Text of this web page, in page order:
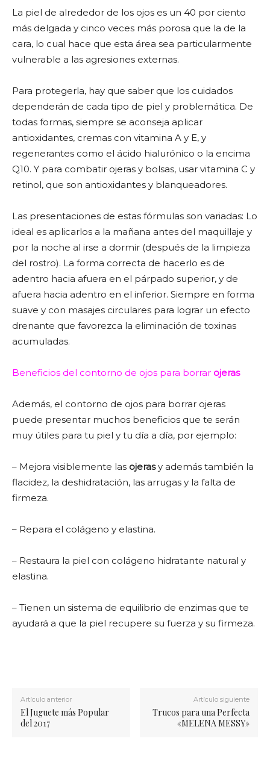
La piel de alrededor de los ojos es un 40 por ciento
más delgada y cinco veces más porosa que la de la
cara, lo cual hace que esta área sea particularmente
vulnerable a las agresiones externas.
Para protegerla, hay que saber que los cuidados
dependerán de cada tipo de piel y problemática. De
todas formas, siempre se aconseja aplicar
antioxidantes, cremas con vitamina A y E, y
regenerantes como el ácido hialurónico o la encima
Q10. Y para combatir ojeras y bolsas, usar vitamina C y
retinol, que son antioxidantes y blanqueadores.
Las presentaciones de estas fórmulas son variadas: Lo
ideal es aplicarlos a la mañana antes del maquillaje y
por la noche al irse a dormir (después de la limpieza
del rostro). La forma correcta de hacerlo es de
adentro hacia afuera en el párpado superior, y de
afuera hacia adentro en el inferior. Siempre en forma
suave y con masajes circulares para lograr un efecto
drenante que favorezca la eliminación de toxinas
acumuladas.
Beneficios del contorno de ojos para borrar ojeras
Además, el contorno de ojos para borrar ojeras
puede presentar muchos beneficios que te serán
muy útiles para tu piel y tu día a día, por ejemplo:
– Mejora visiblemente las ojerasy además también la
flacidez, la deshidratación, las arrugas y la falta de
firmeza.
– Repara el colágeno y elastina.
– Restaura la piel con colágeno hidratante natural y
elastina.
– Tienen un sistema de equilibrio de enzimas que te
ayudará a que la piel recupere su fuerza y su firmeza.
Artículo anterior
El Juguete más Popular
del 2017
Artículo siguiente
Trucos para una Perfecta
«MELENA MESSY»